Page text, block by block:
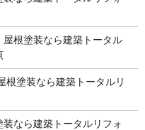
根塗装なら建築トータル
根塗装なら建築トータルリ
なら建築トータルリフォ